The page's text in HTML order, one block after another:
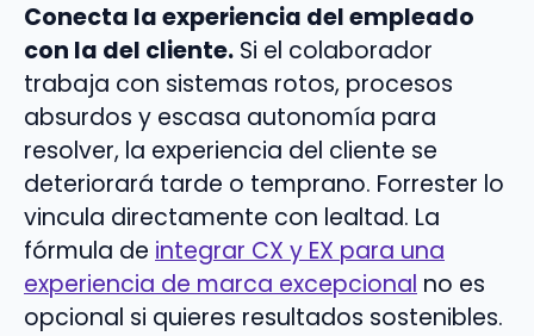
Conecta la experiencia del empleado
con la del cliente. Si el colaborador
trabaja con sistemas rotos, procesos
absurdos y escasa autonomía para
resolver, la experiencia del cliente se
deteriorará tarde o temprano. Forrester lo
vincula directamente con lealtad. La
fórmula de integrar CX y EX para una
experiencia de marca excepcional no es
opcional si quieres resultados sostenibles.